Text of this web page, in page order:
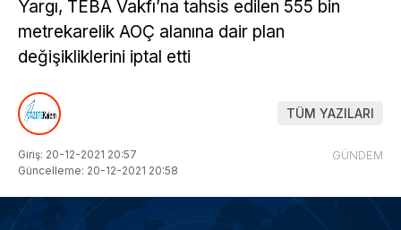
Yargı, TEBA Vakfı’na tahsis edilen 555 bin
metrekarelik AOÇ alanına dair plan
değişikliklerini iptal etti
TÜM YAZILARI
Giriş: 20-12-2021 20:57
Güncelleme: 20-12-2021 20:58
GÜNDEM